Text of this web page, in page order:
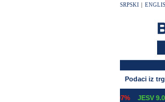
SRPSKI
Podaci iz
-0,07% JESV